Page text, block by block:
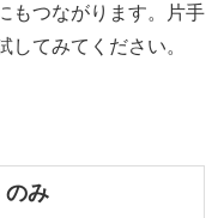
もつながります。片手
してみてください。
のみ